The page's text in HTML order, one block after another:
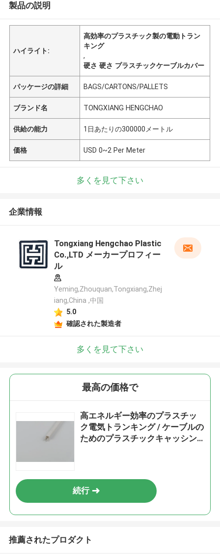
製品の説明
ハイライト:
高効率のプラスチック製の電動トラン
キング
,
硬さ 硬さ プラスチックケーブルカバー
パッケージの詳細 BAGS/CARTONS/PALLETS
ブランド名 TONGXIANG HENGCHAO
供給の能力 1日あたりの300000メートル
価格 USD 0~2 Per Meter
多くを見て下さい
企業情報
Tongxiang Hengchao Plastic
Co.,LTD メーカープロフィー
ル
Yeming,Zhouquan,Tongxiang,Zhej
iang,China ,中国
5.0
確認された製造者
多くを見て下さい
最高の価格で
高エネルギー効率のプラスチッ
ク電気トランキング / ケーブルの
ためのプラスチックキャッシン
続行
推薦されたプロダクト